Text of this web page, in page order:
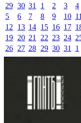
29 30 31 1 2 3
4
5
6 7 8 9 10 11
12
13 14 15 16 17
19 20 21 22 23 24
26 27 28 29 30 31 1